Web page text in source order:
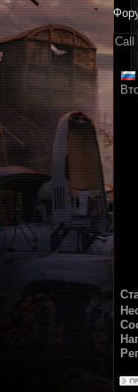
Call